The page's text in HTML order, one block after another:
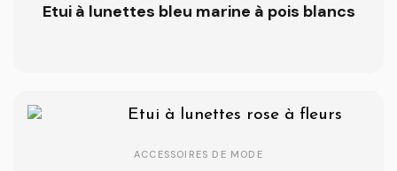
Etui à lunettes bleu marine à pois blancs
ACCESSOIRES DE MODE